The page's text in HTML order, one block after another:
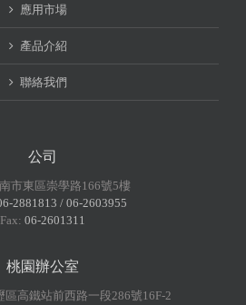
應用市場
產品介紹
聯絡我們
公司
市東區崇學路166號5樓
2881813 / 06-2603955
Fax: 06-2601311
桃園辦公室
區高鐵站前西路一段286號16F-2